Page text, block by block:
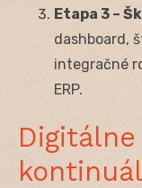
Etapa 3 –
dashboard,
integračné
ERP.